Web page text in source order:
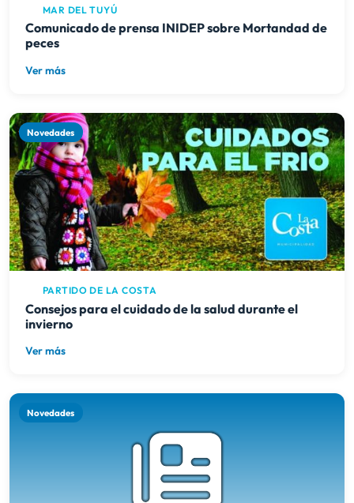
MAR DEL TUYÚ
Comunicado de prensa INIDEP sobre Mortandad de
peces
Ver más
Novedades
PARTIDO DE LA COSTA
Consejos para el cuidado de la salud durante el
invierno
Ver más
Novedades